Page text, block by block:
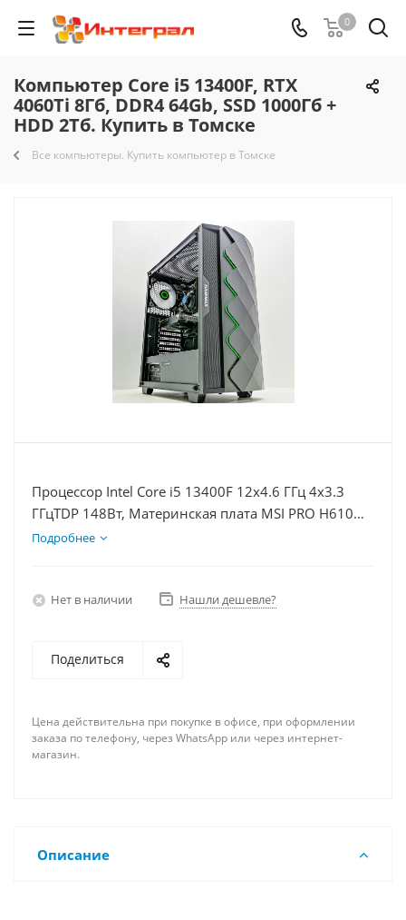
0
Компьютер Core i5 13400F, RTX
4060Ti 8Гб, DDR4 64Gb, SSD 1000Гб +
HDD 2Тб. Купить в Томске
Все компьютеры. Купить компьютер в Томске
Процессор Intel Core i5 13400F 12x4.6 ГГц 4x3.3
ГГцTDP 148Вт, Материнская плата MSI PRO H610M-
E, Видеокарта RTX 4060Ti 8Гб, Память DDR4 64Gb,
Подробнее
Нет в наличии Нашли дешевле?
Поделиться
Цена действительна при покупке в офисе, при оформлении
заказа по телефону, через WhatsApp или через интернет-
магазин.
Описание